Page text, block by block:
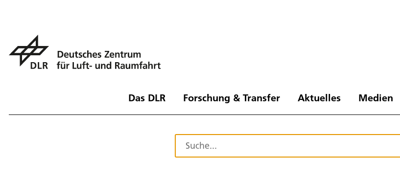
Das DLR Forschung & Transfer Aktuelles Medien